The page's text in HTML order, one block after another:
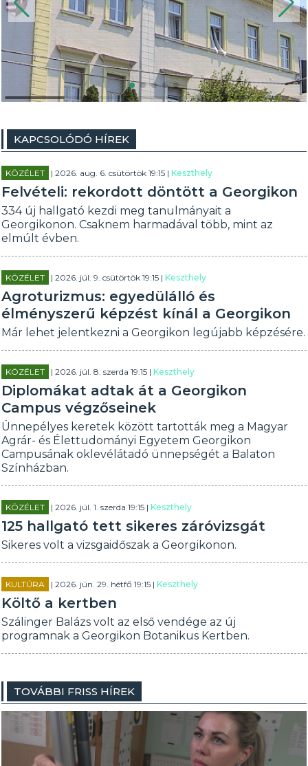
KAPCSOLÓDÓ HÍREK
KÖZÉLET | 2026. aug. 6. csütörtök 19:15 |Keszthely
Felvételi: rekordott döntött a Georgikon
334 új hallgató kezdi meg tanulmányait a
Georgikonon. Csaknem harmadával több, mint az
elmúlt évben.
KÖZÉLET | 2026. júl. 9. csütörtök 19:15 |Keszthely
Agroturizmus: egyedülálló és
élményszerű képzést kínál a Georgikon
Már lehet jelentkezni a Georgikon legújabb képzésére.
KÖZÉLET | 2026. júl. 8. szerda 19:15 |Keszthely
Diplomákat adtak át a Georgikon
Campus végzőseinek
Ünnepélyes keretek között tartották meg a Magyar
Agrár- és Élettudományi Egyetem Georgikon
Campusának oklevélátadó ünnepségét a Balaton
Színházban.
KÖZÉLET | 2026. júl. 1. szerda 19:15 |Keszthely
125 hallgató tett sikeres záróvizsgát
Sikeres volt a vizsgaidőszak a Georgikonon.
KULTÚRA | 2026. jún. 29. hétfő 19:15 |Keszthely
Költő a kertben
Szálinger Balázs volt az első vendége az új
programnak a Georgikon Botanikus Kertben.
TOVÁBBI FRISS HÍREK